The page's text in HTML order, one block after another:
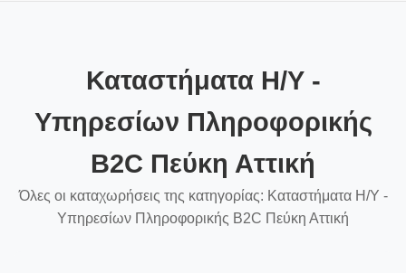
Καταστήματα Η/Υ -
Υπηρεσίων Πληροφορικής
B2C Πεύκη Αττική
Όλες οι καταχωρήσεις της κατηγορίας: Καταστήματα Η/Υ -
Υπηρεσίων Πληροφορικής B2C Πεύκη Αττική